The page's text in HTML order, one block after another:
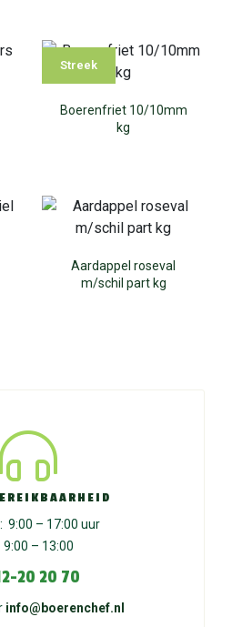
Streek
Boerenfriet 10/10mm
kg
Aardappel roseval
m/schil part kg
9:00 – 17:00 uur
9:00 – 13:00
20 20 70
info@boerenchef.nl